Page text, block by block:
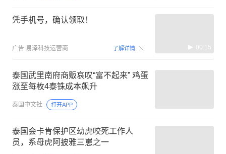
凭手机号，确认领取！
广告 易泽科技运营商 了解详情 00:15
泰国武里南府商贩哀叹“富不起来” 鸡蛋
涨至每枚4泰铢成本飙升
泰国中文社 打开APP
泰国会卡肯保护区幼虎咬死工作人
员，系母虎阿披雅三崽之一